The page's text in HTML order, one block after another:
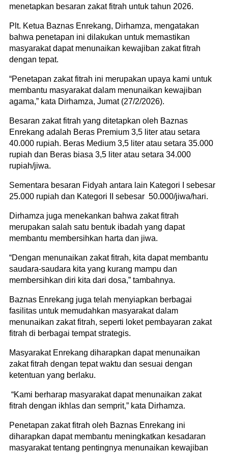
menetapkan besaran zakat fitrah untuk tahun 2026.
Plt. Ketua Baznas Enrekang, Dirhamza, mengatakan
bahwa penetapan ini dilakukan untuk memastikan
masyarakat dapat menunaikan kewajiban zakat fitrah
dengan tepat.
“Penetapan zakat fitrah ini merupakan upaya kami untuk
membantu masyarakat dalam menunaikan kewajiban
agama,” kata Dirhamza, Jumat (27/2/2026).
Besaran zakat fitrah yang ditetapkan oleh Baznas
Enrekang adalah Beras Premium 3,5 liter atau setara
40.000 rupiah. Beras Medium 3,5 liter atau setara 35.000
rupiah dan Beras biasa 3,5 liter atau setara 34.000
rupiah/jiwa.
Sementara besaran Fidyah antara lain Kategori I sebesar
25.000 rupiah dan Kategori II sebesar 50.000/jiwa/hari.
Dirhamza juga menekankan bahwa zakat fitrah
merupakan salah satu bentuk ibadah yang dapat
membantu membersihkan harta dan jiwa.
“Dengan menunaikan zakat fitrah, kita dapat membantu
saudara-saudara kita yang kurang mampu dan
membersihkan diri kita dari dosa,” tambahnya.
Baznas Enrekang juga telah menyiapkan berbagai
fasilitas untuk memudahkan masyarakat dalam
menunaikan zakat fitrah, seperti loket pembayaran zakat
fitrah di berbagai tempat strategis.
Masyarakat Enrekang diharapkan dapat menunaikan
zakat fitrah dengan tepat waktu dan sesuai dengan
ketentuan yang berlaku.
“Kami berharap masyarakat dapat menunaikan zakat
fitrah dengan ikhlas dan semprit,” kata Dirhamza.
Penetapan zakat fitrah oleh Baznas Enrekang ini
diharapkan dapat membantu meningkatkan kesadaran
masyarakat tentang pentingnya menunaikan kewajiban